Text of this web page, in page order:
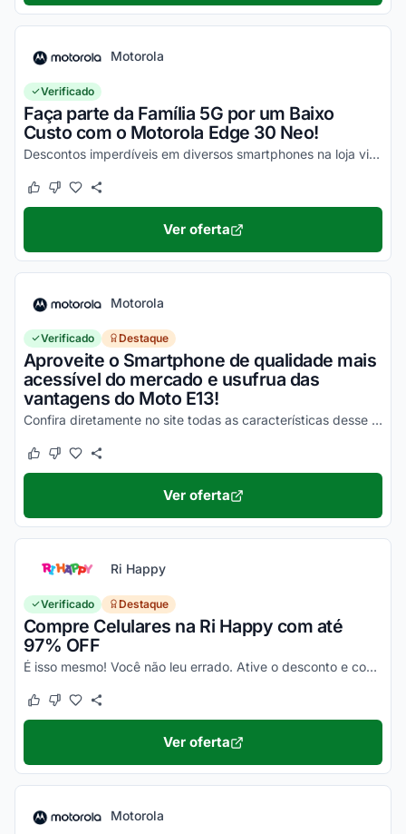
Motorola
Verificado
Faça parte da Família 5G por um Baixo
Custo com o Motorola Edge 30 Neo!
Descontos imperdíveis em diversos smartphones na loja virtual, incluindo o Moto Edge 30 Neo. Confira!
Este cupom funcionou
Este cupom não funcionou
Ver oferta
Motorola
Verificado Destaque
Aproveite o Smartphone de qualidade mais
acessível do mercado e usufrua das
vantagens do Moto E13!
Confira diretamente no site todas as características desse novo smartphone Motorola e aproveite!
Este cupom funcionou
Este cupom não funcionou
Ver oferta
Ri Happy
Verificado Destaque
Compre Celulares na Ri Happy com até
97% OFF
É isso mesmo! Você não leu errado. Ative o desconto e confira essa novidade!
Este cupom funcionou
Este cupom não funcionou
Ver oferta
Motorola